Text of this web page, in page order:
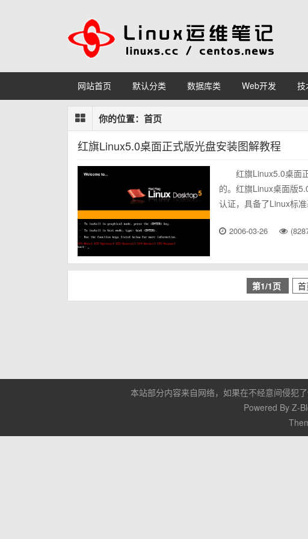
网站首页 默认分类 数据库类 Web开发 技
你的位置： 首页
红旗Linux5.0桌面正式版光盘安装图解教程
红旗Linux5.0桌面
的。红旗Linux桌面版
认证，具备了Linux标
2006-03-26
第1/1页 首
本站部分内容来自网络，如果在不经意间侵犯
Powered By Z-